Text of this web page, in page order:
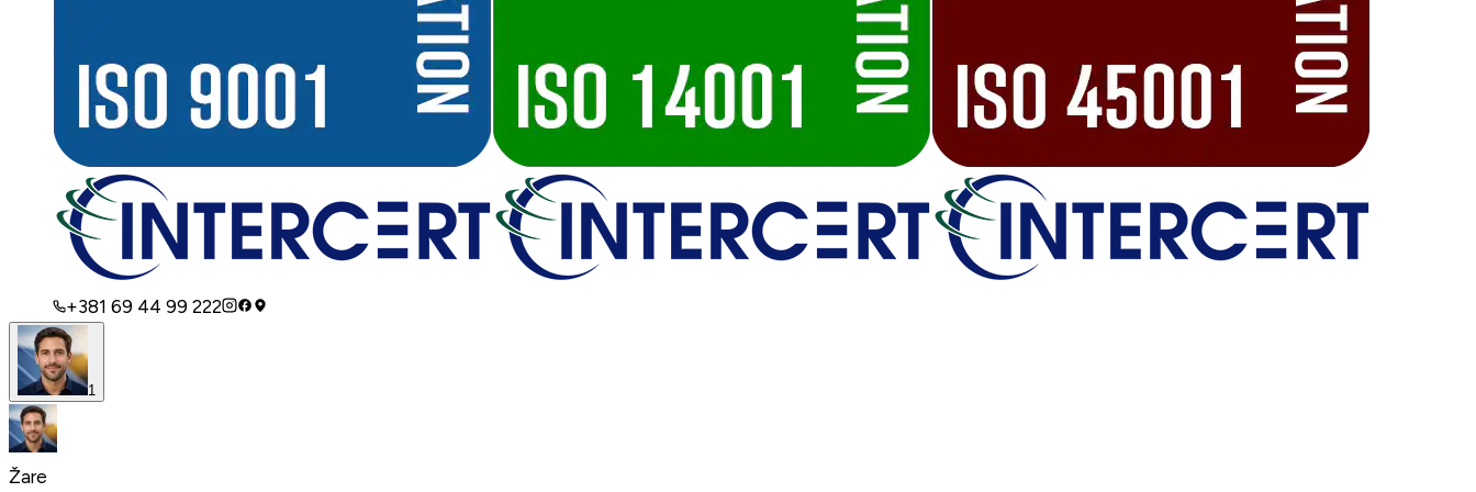
+381 69 44 99 222
1
Žare